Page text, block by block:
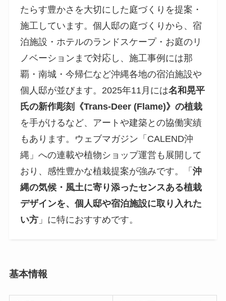
たらす豊かさを大切にした庭づくりを提案・
施工しています。個人邸の庭づくりから、宿
泊施設・ホテルのランドスケープ・お庭のリ
ノベーションまで対応し、施工事例には那
覇・南城・今帰仁など沖縄各地の宿泊施設や
個人邸が並びます。2025年11月には名和晃平
氏の新作彫刻《Trans-Deer (Flame)》の植栽
を手がけるなど、アートや建築との協働実績
もあります。ウェブマガジン「CALEND沖
縄」への連載や植物ショップ運営も展開して
おり、感性豊かな植栽提案が強みです。「沖
縄の気候・風土に寄り添ったセンスある植栽
デザインを、個人邸や宿泊施設に取り入れた
い方 」に特におすすめです。
基本情報